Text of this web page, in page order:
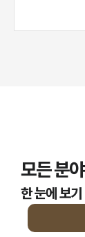
모든 분야
한 눈에 보기